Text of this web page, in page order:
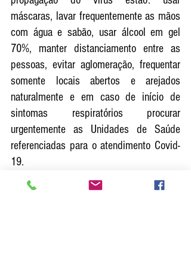
máscaras, lavar frequentemente as mãos
com água e sabão, usar álcool em gel
70%, manter distanciamento entre as
pessoas, evitar aglomeração, frequentar
somente locais abertos e arejados
naturalmente e em caso de início de
sintomas respiratórios procurar
urgentemente as Unidades de Saúde
referenciadas para o atendimento Covid-
19.
Denúncias anônimas de festas
clandestinas e aglomerações de pessoas